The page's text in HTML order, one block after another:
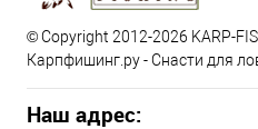
© Copyright 2012-2026 KARP-
Карпфишинг.ру - Снасти для
Наш адрес: